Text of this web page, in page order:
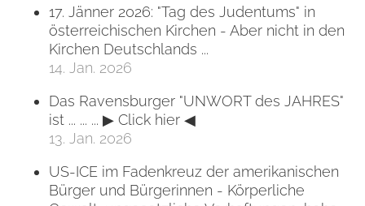
17. Jänner 2026: "Tag des Judentums" in
österreichischen Kirchen - Aber nicht in den
Kirchen Deutschlands ...
14. Jan. 2026
Das Ravensburger "UNWORT des JAHRES"
ist ... ... ... ▶ Click hier ◀
13. Jan. 2026
US-ICE im Fadenkreuz der amerikanischen
Bürger und Bürgerinnen - Körperliche